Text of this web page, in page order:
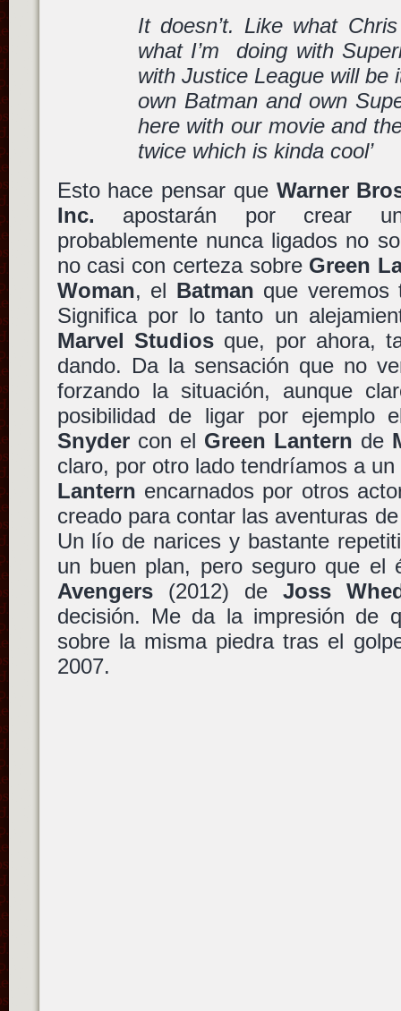
It doesn’t. Like what
what I’m doing with
with Justice League will be
own Batman and own
here with our movie and
twice which is kinda cool’
Esto hace pensar que Warner
Inc. apostarán por crear
probablemente nunca ligados no
no casi con certeza sobre Green
Woman, el Batman que
Significa por lo tanto un
Marvel Studiosque, por ahora,
dando. Da la sensación que no
forzando la situación, aunque
posibilidad de ligar por ejemplo
Snydercon el Green Lantern de
claro, por otro lado tendríamos a un
Lantern encarnados por otros
creado para contar las aventuras
Un lío de narices y bastante
un buen plan, pero seguro que
Avengers(2012) deJoss
decisión. Me da la impresión de
sobre la misma piedra tras el
2007.